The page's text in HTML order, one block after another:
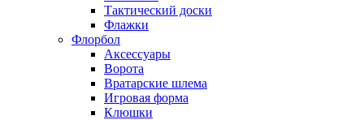
Тактический доски
Флажки
Флорбол
Аксессуары
Ворота
Вратарские шлема
Игровая форма
Клюшки